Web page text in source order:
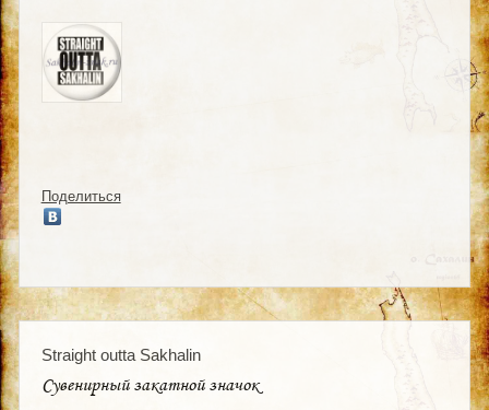
Поделиться
Straight outta Sakhalin
Сувенирный закатной значок